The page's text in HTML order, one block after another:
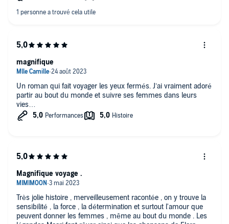
Un roman qui fait voyager les yeux fermés. J’ai vraiment adoré
partir au bout du monde et suivre ses femmes dans leurs
vies…
magnifique
Très jolie histoire , merveilleusement racontée , on y trouve la
sensibilité , la force , la détermination et surtout l'amour que
peuvent donner les femmes , même au bout du monde . Les
Magnifique voyage .